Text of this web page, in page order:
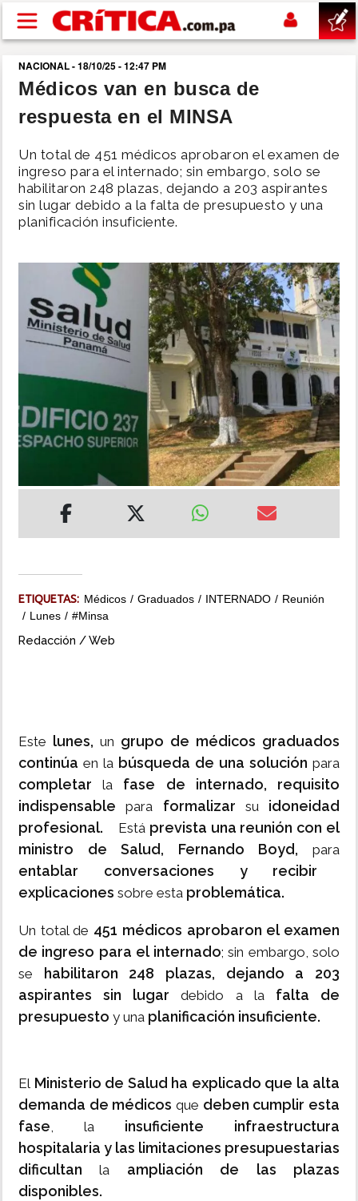
Pasar al contenido principal
buscar
SUCESOS
NACIONAL
POLÍTICA
DEPORTES
MUNDO
MULTIMEDIA
NACIONAL - 18/10/25 - 12:47 PM
Médicos van en busca de
respuesta en el MINSA
Un total de 451 médicos aprobaron el examen de
ingreso para el internado; sin embargo, solo se
habilitaron 248 plazas, dejando a 203 aspirantes
sin lugar debido a la falta de presupuesto y una
planificación insuficiente.
ETIQUETAS: Médicos Graduados INTERNADO
Reunión
Lunes
#Minsa
Redacción / Web
Este lunes, un grupo de médicos graduados
continúa en la búsqueda de una solución para
completar la fase de internado,
requisito
indispensable para formalizar su idoneidad
profesional. Está prevista una reunión con el
ministro de Salud, Fernando Boyd, para
entablar conversaciones y recibir
explicaciones sobre esta problemática.
Un total de 451 médicos aprobaron el examen
de ingreso para el internado; sin embargo, solo
se habilitaron 248 plazas,
dejando a 203
aspirantes sin lugardebido a la falta de
presupuesto y una planificación insuficiente.
El Ministerio de Salud ha explicado que la alta
demanda de médicos que deben cumplir esta
fase, la insuficiente infraestructura
hospitalaria y las limitaciones presupuestarias
dificultan la ampliación de las plazas
disponibles.